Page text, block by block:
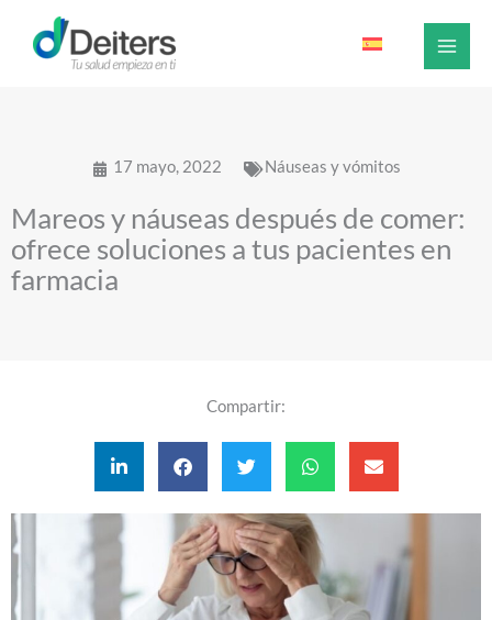
contenido
17 mayo, 2022 Náuseas y vómitos
Mareos y náuseas después de comer:
ofrece soluciones a tus pacientes en
farmacia
Compartir: